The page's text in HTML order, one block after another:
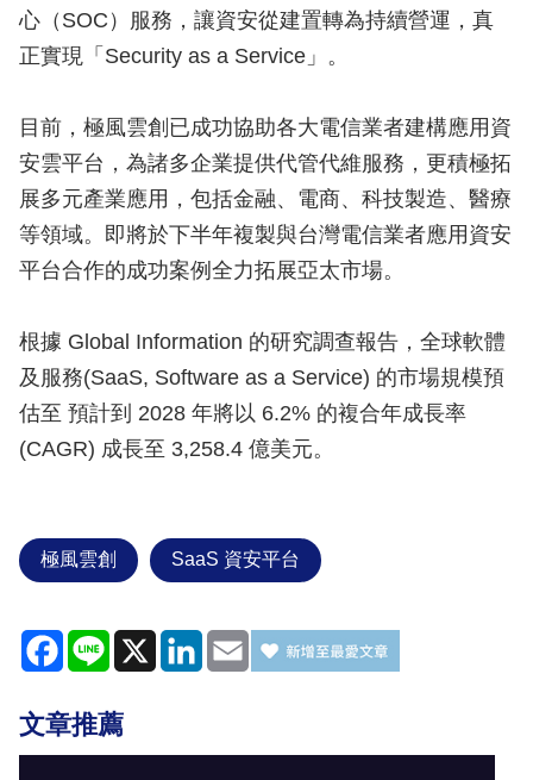
心（SOC）服務，讓資安從建置轉為持續營運，真
正實現「Security as a Service」。
目前，極風雲創已成功協助各大電信業者建構應用資
安雲平台，為諸多企業提供代管代維服務，更積極拓
展多元產業應用，包括金融、電商、科技製造、醫療
等領域。即將於下半年複製與台灣電信業者應用資安
平台合作的成功案例全力拓展亞太市場。
根據 Global Information 的研究調查報告，全球軟體
及服務(SaaS, Software as a Service) 的市場規模預
估至 預計到 2028 年將以 6.2% 的複合年成長率
(CAGR) 成長至 3,258.4 億美元。
極風雲創 SaaS 資安平台
Facebook
Line X LinkedIn
Email
文章推薦